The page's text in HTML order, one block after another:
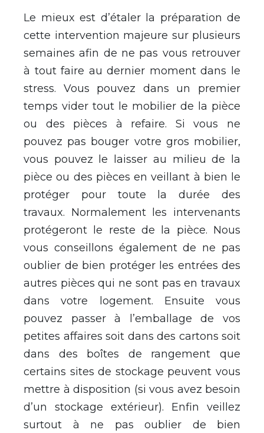
Le mieux est d’étaler la préparation de
cette intervention majeure sur plusieurs
semaines afin de ne pas vous retrouver
à tout faire au dernier moment dans le
stress. Vous pouvez dans un premier
temps vider tout le mobilier de la pièce
ou des pièces à refaire. Si vous ne
pouvez pas bouger votre gros mobilier,
vous pouvez le laisser au milieu de la
pièce ou des pièces en veillant à bien le
protéger pour toute la durée des
travaux. Normalement les intervenants
protégeront le reste de la pièce. Nous
vous conseillons également de ne pas
oublier de bien protéger les entrées des
autres pièces qui ne sont pas en travaux
dans votre logement. Ensuite vous
pouvez passer à l’emballage de vos
petites affaires soit dans des cartons soit
dans des boîtes de rangement que
certains sites de stockage peuvent vous
mettre à disposition (si vous avez besoin
d’un stockage extérieur). Enfin veillez
surtout à ne pas oublier de bien